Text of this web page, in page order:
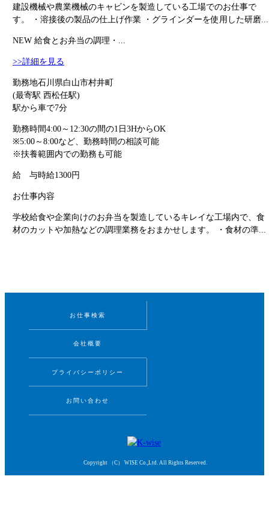
建設機械や農業機械のキャビンを製造している工場でのお仕事で
す。 ・溶接後の製品の仕上げ作業 ・グラインダーを使用した研磨...
NEW給食とお弁当の調理・...
>>詳細を見る
勤務地石川県白山市村井町
(最寄駅 西松任駅)
駅から車で7分
勤務時間4:00～12:30の間の1日3HからOK
※5:00～8:00など、勤務時間の相談可能
※扶養範囲内での勤務も可能
給 与時給1300円
お仕事内容
学校給食や企業向けのお弁当を製造しているキレイな工場内で、食
材のカットや加熱などの調理業務をおまかせします。 ・食材の準...
お仕事検索
会社概要
プライバシーポリシー
お問い合わせ
Copyright （C） WISE Co.,Ltd. All Rights Reserved.